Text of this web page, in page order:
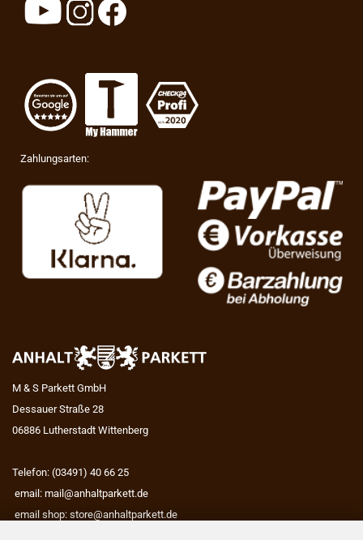
Zahlungsarten:
M & S Parkett GmbH
Dessauer Straße 28
06886 Lutherstadt Wittenberg
Telefon: (03491) 40 66 25
email: mail@anhaltparkett.de
email shop: store@anhaltparkett.de